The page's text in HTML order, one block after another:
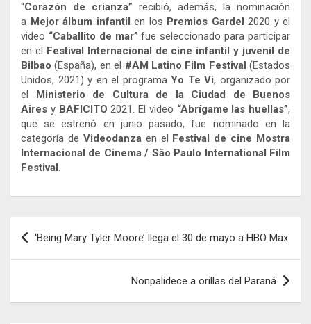
“Corazón de crianza” recibió, además, la nominación
a Mejor álbum infantil en los Premios Gardel 2020 y el
video “Caballito de mar” fue seleccionado para participar
en el
Festival Internacional de cine infantil y juvenil de
Bilbao (España), en el #AM Latino Film Festival (Estados
Unidos, 2021) y en el programa Yo Te Vi, organizado por
el
Ministerio de Cultura de la Ciudad de Buenos
Aires y BAFICITO2021. El video “Abrígame las huellas”,
que se estrenó en junio pasado, fue nominado en la
categoría de Videodanzaen el
Festival de cine Mostra
Internacional de Cinema / São Paulo International Film
Festival .
Navegación
de
‘Being Mary Tyler Moore’ llega el 30 de mayo a HBO Max
Nonpalidece a orillas del Paraná